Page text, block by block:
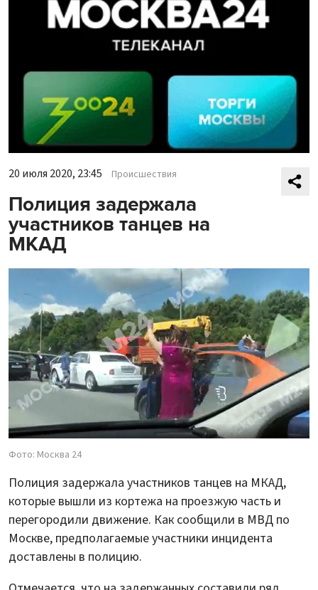
20 июля 2020, 23:45 Происшествия
Полиция задержала
участников танцев на
МКАД
Фото: Москва 24
Полиция задержала участников танцев на МКАД,
которые вышли из кортежа на проезжую часть и
перегородили движение. Как сообщили в МВД по
Москве, предполагаемые участники инцидента
доставлены в полицию.